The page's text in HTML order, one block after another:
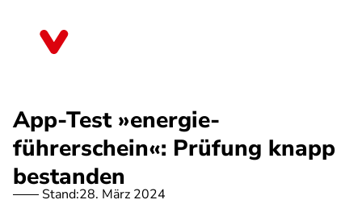
App-Test »energie-
führerschein«: Prüfung knapp
bestanden
Stand:28. März 2024